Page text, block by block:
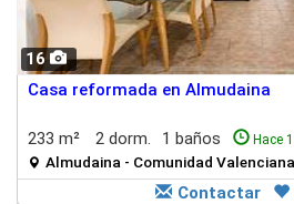
16
Casa reformada en Almudaina
233 m² 2 dorm. 1 baños Hace
Almudaina - Comunidad
Contactar